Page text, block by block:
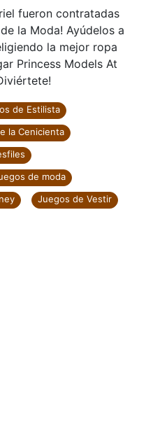
fueron contratadas
la Moda! Ayúdelos a
la mejor ropa
Princess Models At
de Estilista
la Cenicienta
de moda
Juegos de Vestir